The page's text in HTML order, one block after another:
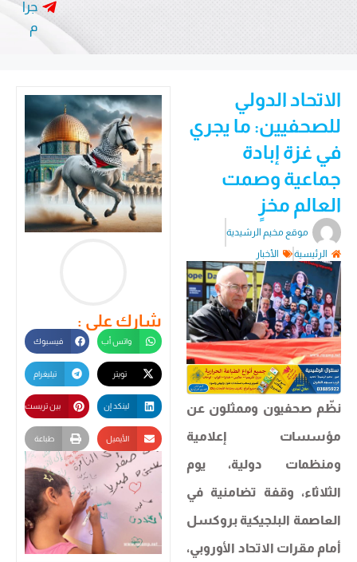
جرا
م
الاتحاد الدولي
للصحفيين: ما يجري
في غزة إبادة
جماعية وصمت
العالم مخزٍ
موقع مخيم الرشيدية
الرئيسية
الأخبار
نظّم صحفيون وممثلون عن
مؤسسات إعلامية
ومنظمات دولية، يوم
الثلاثاء، وقفة تضامنية في
العاصمة البلجيكية بروكسل
أمام مقرات الاتحاد الأوروبي،
شارك على :
واتس أب فيسبوك
تيليغرام
لينكد إن بين تريست
الأيميل طباعة